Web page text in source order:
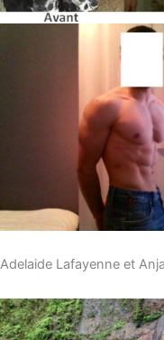
Adelaide Lafayenne et